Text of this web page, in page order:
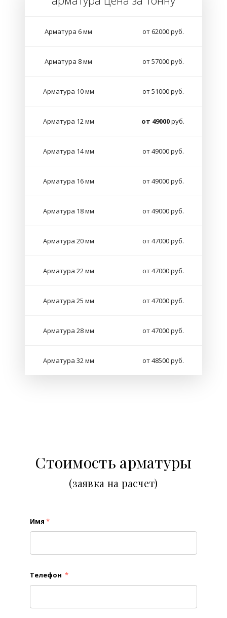
Арматура 6 мм от 62000 руб.
Арматура 8 мм от 57000 руб.
Арматура 10 мм от 51000 руб.
Арматура 12 мм от 49000руб.
Арматура 14 мм от 49000 руб.
Арматура 16 мм от 49000 руб.
Арматура 18 мм от 49000 руб.
Арматура 20 мм от 47000 руб.
Арматура 22 мм от 47000 руб.
Арматура 25 мм от 47000 руб.
Арматура 28 мм от 47000 руб.
Арматура 32 мм от 48500 руб.
Стоимость арматуры
(заявка на расчет)
Имя *
Телефон *